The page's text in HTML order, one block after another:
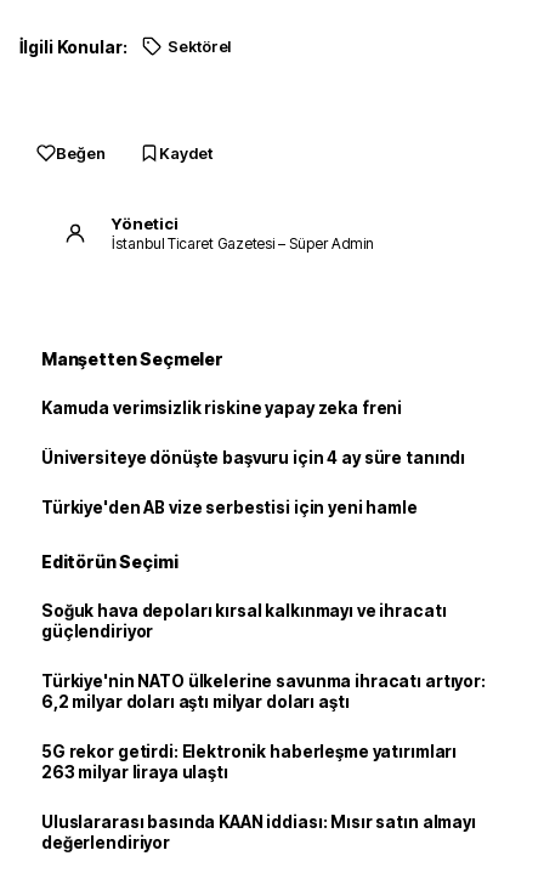
İlgili Konular: Sektörel
Beğen Kaydet
Yönetici
İstanbul Ticaret Gazetesi – Süper Admin
Manşetten Seçmeler
Kamuda verimsizlik riskine yapay zeka freni
Üniversiteye dönüşte başvuru için 4 ay süre tanındı
Türkiye'den AB vize serbestisi için yeni hamle
Editörün Seçimi
Soğuk hava depoları kırsal kalkınmayı ve ihracatı
güçlendiriyor
Türkiye'nin NATO ülkelerine savunma ihracatı artıyor:
6,2 milyar doları aştı milyar doları aştı
5G rekor getirdi: Elektronik haberleşme yatırımları
263 milyar liraya ulaştı
Uluslararası basında KAAN iddiası: Mısır satın almayı
değerlendiriyor